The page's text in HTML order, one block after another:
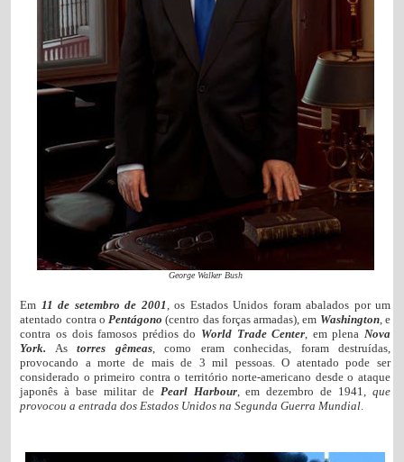
George Walker Bush
Em 11 de setembro de 2001
, os Estados Unidos foram abalados por um
atentado contra o Pentágono (centro das forças armadas), em Washington, e
contra os dois famosos prédios do World Trade Center , em plena Nova
York. Astorres gêmeas, como eram conhecidas, foram destruídas,
provocando a morte de mais de 3 mil pessoas. O atentado pode ser
considerado o primeiro contra o território norte-americano desde o ataque
japonês à base militar de Pearl Harbour, em dezembro de 1941, que
provocou a entrada dos Estados Unidos na Segunda Guerra Mundial